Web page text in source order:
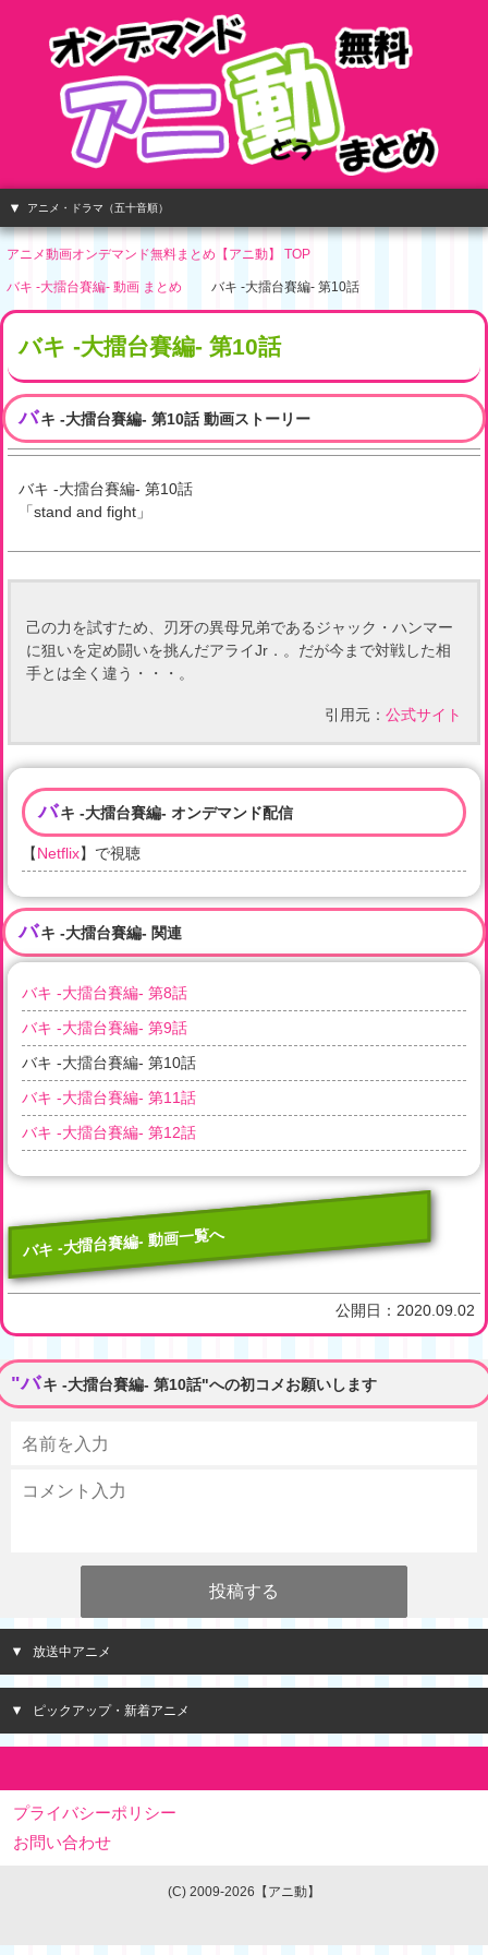
アニメ・ドラマ（五十音順）
アニメ動画オンデマンド無料まとめ【アニ動】 TOP
バキ -大擂台賽編- 動画 まとめ バキ -大擂台賽編- 第10話
バキ -大擂台賽編- 第10話
バキ -大擂台賽編- 第10話 動画ストーリー
バキ -大擂台賽編- 第10話
「stand and fight 」
己の力を試すため、刃牙の異母兄弟であるジャック・ハンマー
に狙いを定め闘いを挑んだアライJr．。だが今まで対戦した相
手とは全く違う・・・。
引用元： 公式サイト
バキ -大擂台賽編- オンデマンド配信
【Netflix】で視聴
バキ -大擂台賽編- 関連
バキ -大擂台賽編- 第8話
バキ -大擂台賽編- 第9話
バキ -大擂台賽編- 第10話
バキ -大擂台賽編- 第11話
バキ -大擂台賽編- 第12話
バキ -大擂台賽編- 動画一覧へ
公開日： 2020.09.02
"バキ -大擂台賽編- 第10話"への初コメお願いします
放送中アニメ
ピックアップ・新着アニメ
プライバシーポリシー
お問い合わせ
(C) 2009-2026【アニ動】